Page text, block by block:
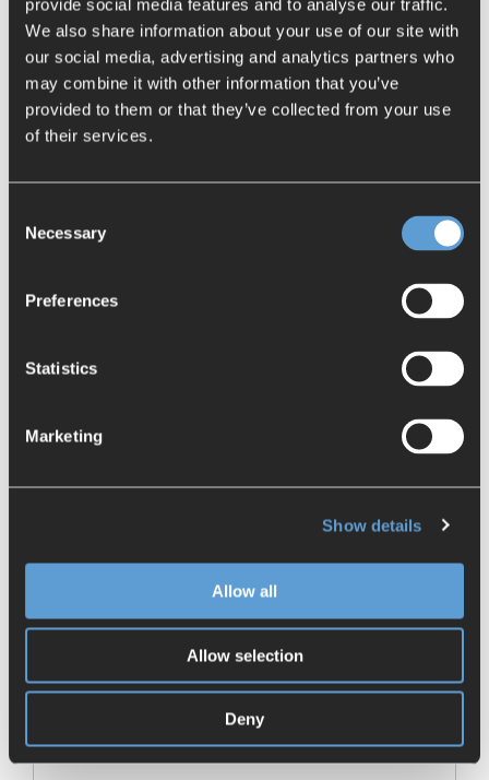
provide social media features and to analyse our traffic.
We also share information about your use of our site with
our social media, advertising and analytics partners who
may combine it with other information that you’ve
provided to them or that they’ve collected from your use
of their services.
Selection
Necessary
Preferences
Statistics
Marketing
Show details
Allow all
Allow selection
Deny
Durch den Digitalen Zwilling können frühzeitig
unterschiedliche Konzepte analysiert, Fehler korrigiert
und auch eine Virtuelle Inbetriebnahme durchgeführt
werden.
Sie aus einem einfachen statischen CAD Model mit
dynamisches mechatronisches Verhaltensmodel
Inbetriebnahme mit einem Digitalen Zwilling auf Basis